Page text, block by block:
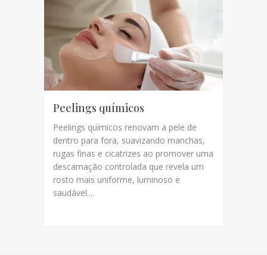
Peelings químicos
Peelings químicos renovam a pele de
dentro para fora, suavizando manchas,
rugas finas e cicatrizes ao promover uma
descamação controlada que revela um
rosto mais uniforme, luminoso e
saudável....